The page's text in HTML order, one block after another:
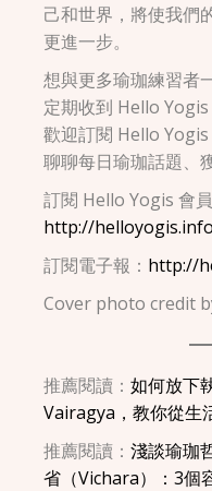
己和世界，將使我們
更進一步。
想與更多瑜珈練習者
定期收到 Hello
歡迎訂閱 Hello
聊聊每日瑜珈話題、
訂閱 Hello Yogis 會員
http://
訂閱電子報： http://
Cover photo credit
推薦閱讀：如何放下
Vairagya，教你從生
推薦閱讀：淺談瑜珈
省（Vichara）：3個